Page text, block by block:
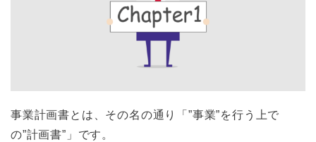
事業計画書とは、その名の通り「”事業”を行う上で
の”計画書”」です。